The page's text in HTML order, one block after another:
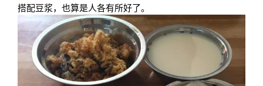
搭配豆浆，也算是人各有所好了。